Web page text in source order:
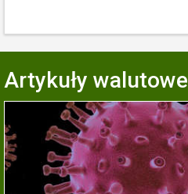
богатств!
Artykuły walutowe